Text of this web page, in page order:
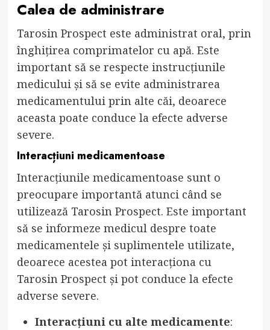
Calea de administrare
Tarosin Prospect este administrat oral, prin
înghițirea comprimatelor cu apă. Este
important să se respecte instrucțiunile
medicului și să se evite administrarea
medicamentului prin alte căi, deoarece
aceasta poate conduce la efecte adverse
severe.
Interacțiuni medicamentoase
Interacțiunile medicamentoase sunt o
preocupare importantă atunci când se
utilizează Tarosin Prospect. Este important
să se informeze medicul despre toate
medicamentele și suplimentele utilizate,
deoarece acestea pot interacționa cu
Tarosin Prospect și pot conduce la efecte
adverse severe.
Interacțiuni cu alte medicamente: